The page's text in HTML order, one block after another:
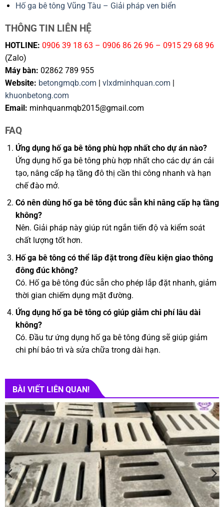
Hố ga bê tông Vũng Tàu – Giải pháp ven biển
THÔNG TIN LIÊN HỆ
HOTLINE: 0906 39 18 63 – 0906 86 26 96 – 0915 29 68 96
(Zalo)
Máy bàn: 02862 789 955
Website: betongmqb.com | vlxdminhquan.com |
khuonbetong.com
Email: minhquanmqb2015@gmail.com
FAQ
Ứng dụng hố ga bê tông phù hợp nhất cho dự án nào?
Ứng dụng hố ga bê tông phù hợp nhất cho các dự án cải
tạo, nâng cấp hạ tầng đô thị cần thi công nhanh và hạn
chế đào mở.
Có nên dùng hố ga bê tông đúc sẵn khi nâng cấp hạ tầng
không?
Nên. Giải pháp này giúp rút ngắn tiến độ và kiểm soát
chất lượng tốt hơn.
Hố ga bê tông có thể lắp đặt trong điều kiện giao thông
đông đúc không?
Có. Hố ga bê tông đúc sẵn cho phép lắp đặt nhanh, giảm
thời gian chiếm dụng mặt đường.
Ứng dụng hố ga bê tông có giúp giảm chi phí lâu dài
không?
Có. Đầu tư ứng dụng hố ga bê tông đúng sẽ giúp giảm
chi phí bảo trì và sửa chữa trong dài hạn.
BÀI VIẾT LIÊN QUAN!